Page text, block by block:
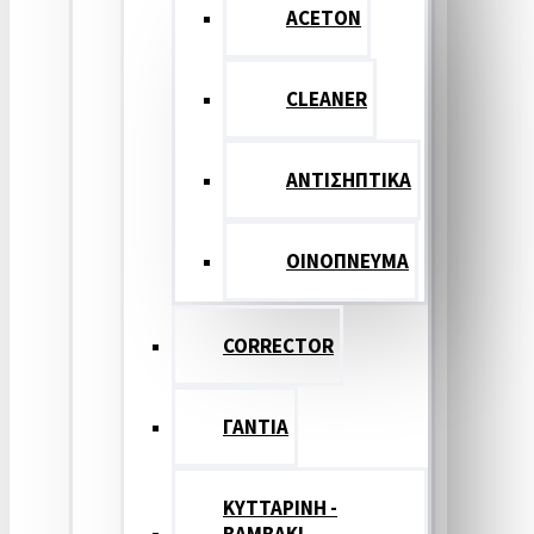
ACETON
CLEANER
ΑΝΤΙΣΗΠΤΙΚΑ
ΟΙΝΟΠΝΕΥΜΑ
CORRECTOR
ΓΑΝΤΙΑ
ΚΥΤΤΑΡΙΝΗ -